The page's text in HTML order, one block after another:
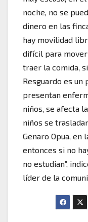
noche, no se
dinero en las
hay movilidad
difícil para
traer la comida,
Resguardo es un
presentan
niños, se afecta
niños se
Genaro Opua, en
entonces si no
no estudian”,
líder de la